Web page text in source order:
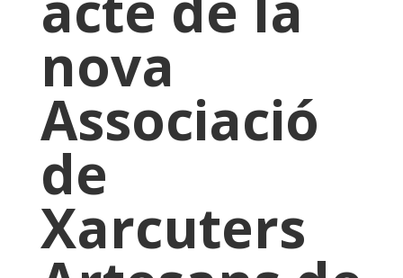
nova
Associació
de
Xarcuters